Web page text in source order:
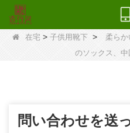
在宅 > 子供用靴下 >
柔らか
のソックス、
問い合わせを送